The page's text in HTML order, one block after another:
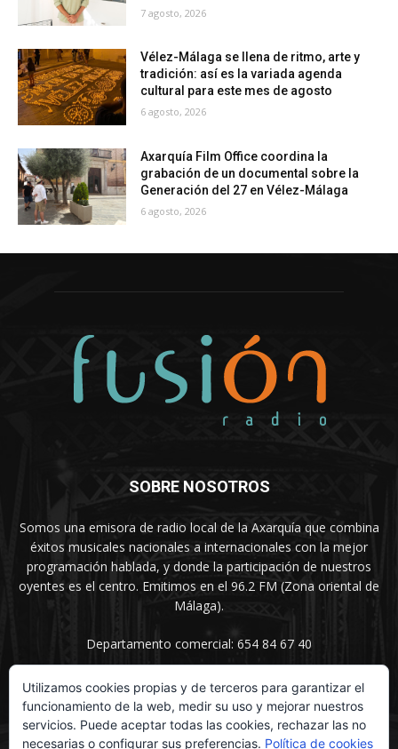
7 agosto, 2026
Vélez-Málaga se llena de ritmo, arte y
tradición: así es la variada agenda
cultural para este mes de agosto
6 agosto, 2026
Axarquía Film Office coordina la
grabación de un documental sobre la
Generación del 27 en Vélez-Málaga
6 agosto, 2026
SOBRE NOSOTROS
Somos una emisora de radio local de la Axarquía que combina
éxitos musicales nacionales a internacionales con la mejor
programación hablada, y donde la participación de nuestros
oyentes es el centro. Emitimos en el 96.2 FM (Zona oriental de
Málaga).
Departamento comercial: 654 84 67 40
SÍGUENOS
Utilizamos cookies propias y de terceros para garantizar el
funcionamiento de la web, medir su uso y mejorar nuestros
servicios. Puede aceptar todas las cookies, rechazar las no
necesarias o configurar sus preferencias. Política de cookies